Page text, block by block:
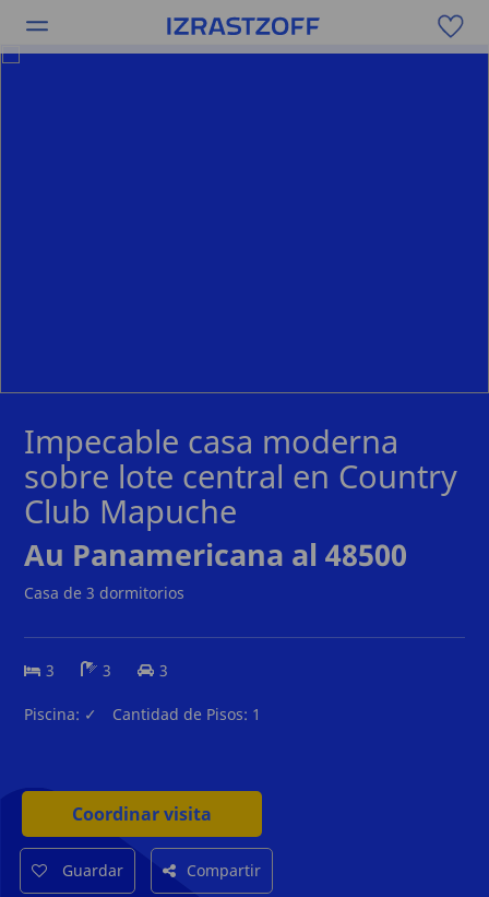
Impecable casa moderna
sobre lote central en Country
Club Mapuche
Au Panamericana al 48500
Casa de 3 dormitorios
3 3 3
Piscina: ✓ Cantidad de Pisos: 1
Coordinar visita
Guardar Compartir